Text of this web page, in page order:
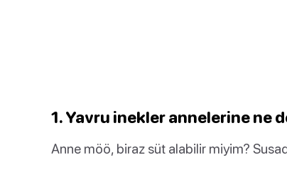
1. Yavru inekler annelerine ne
Anne möö, biraz süt alabilir miyim?